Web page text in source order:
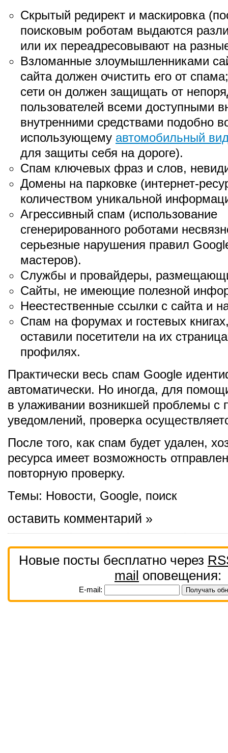
Скрытый редирект и маскировка
поисковым роботам выдаются
или их переадресовывают на
Взломанные злоумышленниками
сайта должен очистить его от
сети он должен защищать от
пользователей всеми доступными
внутренними средствами подобно
использующему автомобильный
для защиты себя на дороге).
Спам ключевых фраз и слов,
Домены на парковке (интернет-
количеством уникальной
Агрессивный спам (использование
сгенерированного роботами
серьезные нарушения правил
мастеров).
Службы и провайдеры,
Сайты, не имеющие полезной
Неестественные ссылки с сайта и
Спам на форумах и гостевых
оставили посетители на их
профилях.
Практически весь спам Google
автоматически. Но иногда, для
в улаживании возникшей проблемы
уведомлений, проверка
После того, как спам будет удален,
ресурса имеет возможность
повторную проверку.
Темы: Новости, Google, поиск
оставить комментарий »
Новые посты бесплатно через
mail оповещения:
E-mail: